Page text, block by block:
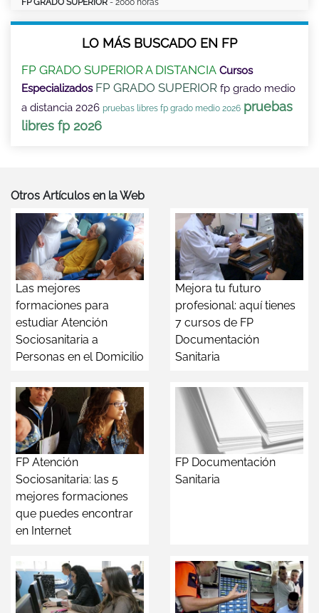
LO MÁS BUSCADO EN FP
FP GRADO SUPERIOR A DISTANCIA Cursos
Especializados FP GRADO SUPERIOR fp grado medio
a distancia 2026 pruebas libres fp grado medio 2026 pruebas
libres fp 2026
Otros Artículos en la Web
Las mejores
formaciones para
estudiar Atención
Sociosanitaria a
Personas en el Domicilio
Mejora tu futuro
profesional: aquí tienes
7 cursos de FP
Documentación
Sanitaria
FP Atención
Sociosanitaria: las 5
mejores formaciones
que puedes encontrar
en Internet
FP Documentación
Sanitaria